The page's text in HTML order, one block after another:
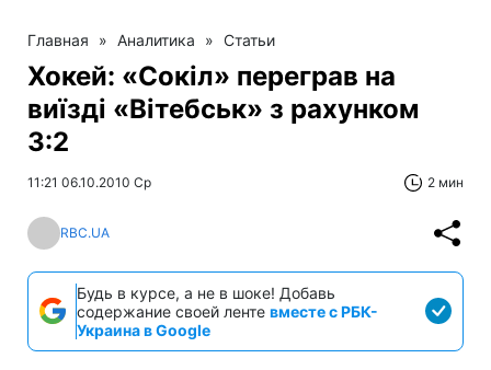
Главная » Аналитика » Статьи
Хокей: «Сокіл» переграв на
виїзді «Вітебськ» з рахунком
3:2
11:21 06.10.2010 Ср 2 мин
RBC.UA
Будь в курсе, а не в шоке! Добавь
содержание своей ленте вместе с РБК-
Украина в Google